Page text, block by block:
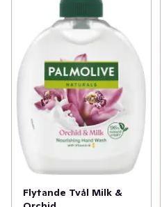
Flytande Tvål Milk &